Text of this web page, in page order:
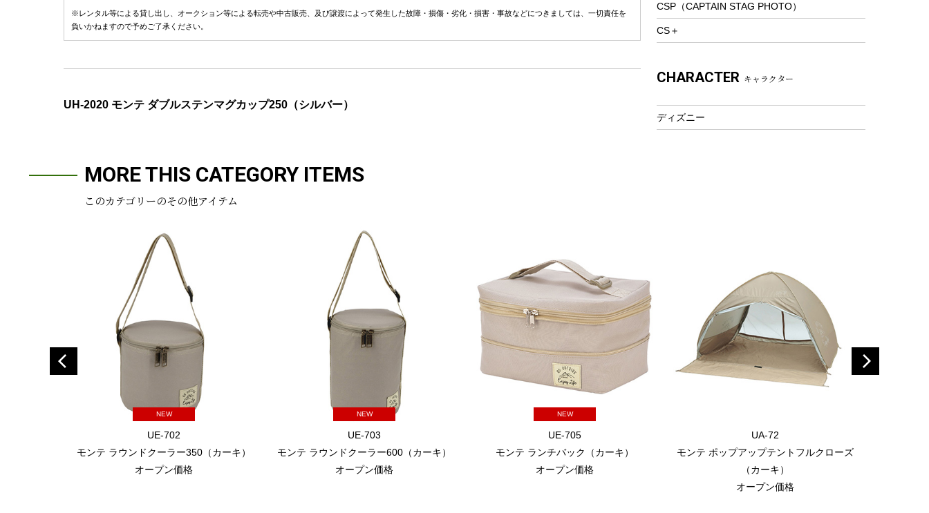
※レンタル等による貸し出し、オークション等による転売や中古販売、及び譲渡によって発生した故障・損傷・劣化・損害・事故などにつきましては、一切責任を
負いかねますので予めご了承ください。
UH-2020 モンテ ダブルステンマグカップ250（シルバー）
ウェルネス
フィットネス
アクセサリー
CSP（CAPTAIN STAG PHOTO）
CS＋
CHARACTER キャラクター
ディズニー
MORE THIS CATEGORY ITEMS
このカテゴリーのその他アイテム
NEW
UE-702
モンテ ラウンドクーラー350（カーキ）
オープン価格
NEW
UE-703
モンテ ラウンドクーラー600（カーキ）
オープン価格
NEW
UE-705
モンテ ランチバック（カーキ）
オープン価格
UA-72
モンテ ポップアップテントフルクローズ
（カーキ）
オープン価格